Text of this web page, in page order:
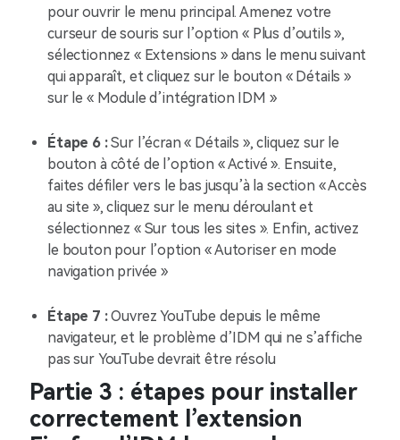
pour ouvrir le menu principal. Amenez votre
curseur de souris sur l’option « Plus d’outils »,
sélectionnez « Extensions » dans le menu suivant
qui apparaît, et cliquez sur le bouton « Détails »
sur le « Module d’intégration IDM »
Étape 6 :Sur l’écran « Détails », cliquez sur le
bouton à côté de l’option « Activé ». Ensuite,
faites défiler vers le bas jusqu’à la section « Accès
au site », cliquez sur le menu déroulant et
sélectionnez « Sur tous les sites ». Enfin, activez
le bouton pour l’option « Autoriser en mode
navigation privée »
Étape 7 :Ouvrez YouTube depuis le même
navigateur, et le problème d’IDM qui ne s’affiche
pas sur YouTube devrait être résolu
Partie 3 : étapes pour installer
correctement l’extension